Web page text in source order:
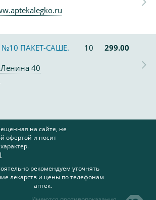
ПАКЕТ-САШЕ. 10
299.00
40
на сайте, не
офертой и носит
рекомендуем уточнять
лекарств и цены по телефонам
аптек.